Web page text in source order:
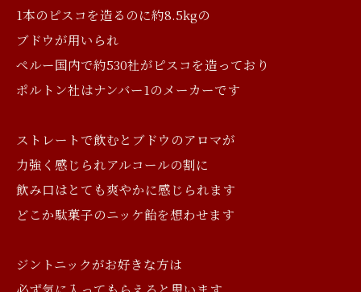
1本のピスコを造るのに約8.5kgの
ブドウが用いられ
ペルー国内で約530社がピスコを造っており
ポルトン社はナンバー1のメーカーです
ストレートで飲むとブドウのアロマが
力強く感じられアルコールの割に
飲み口はとても爽やかに感じられます
どこか駄菓子のニッケ飴を想わせます
ジントニックがお好きな方は